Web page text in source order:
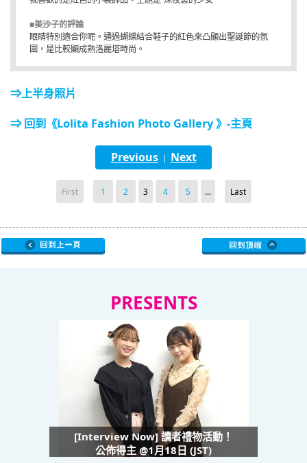
■美沙子的評論
眼睛特別適合你呢。通過蝴蝶結合鞋子的紅色來凸顯出聖誕節的氛
圍，是比較顯成熟洛麗塔時尚。
⇒上半身照片
⇒ 回到《Lolita Fashion Photo Gallery 》-主頁
Previous| Next
First 1 2 3 4 5 ... Last
PRESENTS
[Interview Now] 讀者禮物活動！
公佈得主 @1月18日 (JST)